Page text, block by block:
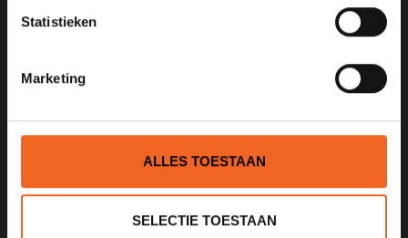
Statistieken
Marketing
ALLES TOESTAAN
SELECTIE TOESTAAN